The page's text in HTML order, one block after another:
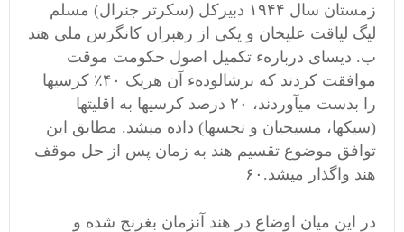
زمستان سال ۱۹۴۴ دبیرکل (سکرتر جنرال) مسلم
لیگ لیاقت علیخان و یکی از رهبران کانگرس ملی هند
ب. دیسای دربارهء تکمیل اصول حکومت موقت
موافقت کردند که برشالودهء آن هریک ۴۰٪ کرسیها
را بدست میآوردند، ۲۰ درصد کرسیها به اقلیتها
(سیکها، مسیحیان و نجسها) داده میشد. مطابق این
توافق موضوع تقسیم هند به زمان پس از حل موقف
هند واگذار میشد.۶۰
در این میان اوضاع در هند آنزمان بغرنج شده و